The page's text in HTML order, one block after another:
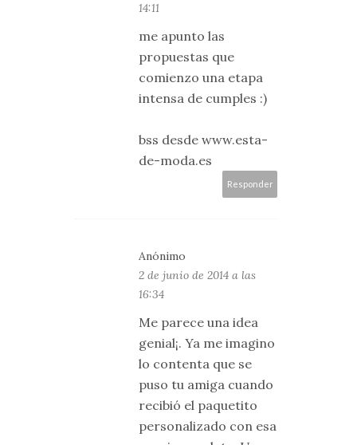
14:11
me apunto las
propuestas que
comienzo una etapa
intensa de cumples :)
bss desde www.esta-
de-moda.es
Responder
Anónimo
2 de junio de 2014 a las
16:34
Me parece una idea
genial¡. Ya me imagino
lo contenta que se
puso tu amiga cuando
recibió el paquetito
personalizado con esa